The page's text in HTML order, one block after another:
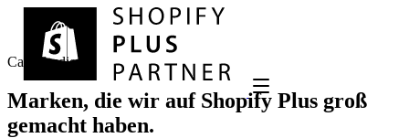
Case Studies
Marken, die wir auf Shopify Plus groß
gemacht haben.